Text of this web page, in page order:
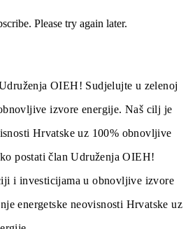
Please try again later.
OIEH! Sudjelujte u zelenoj
izvore energije. Naš cilj je
Hrvatske uz 100% obnovljive
postati član Udruženja OIEH!
i investicijama u obnovljive izvore
energetske neovisnosti Hrvatske uz